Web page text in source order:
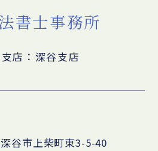
書士事務所
店：深谷支店
谷市上柴町東3-5-40